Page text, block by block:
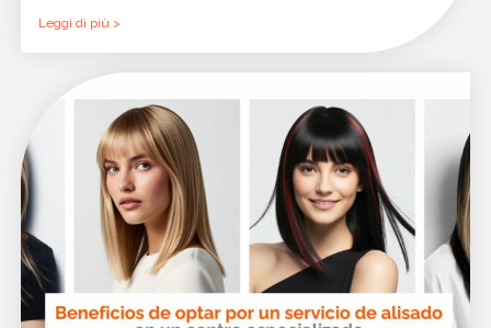
Leggi di più >